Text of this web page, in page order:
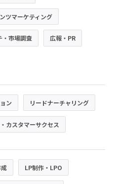
ツマーケティング
・市場調査 広報・PR
ン リードナーチャリング
カスタマーサクセス
LP制作・LPO